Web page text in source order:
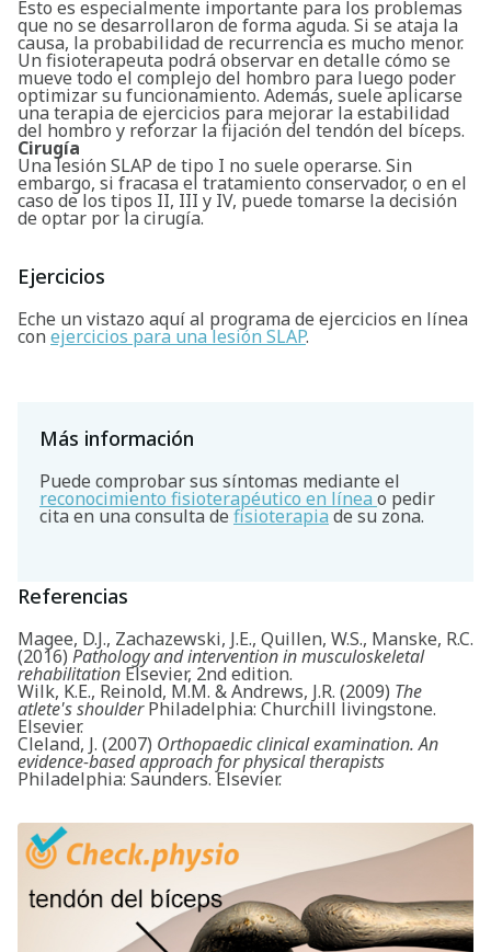
Buscar
Esto es especialmente importante para los problemas
que no se desarrollaron de forma aguda. Si se ataja la
causa, la probabilidad de recurrencia es mucho menor.
Un fisioterapeuta podrá observar en detalle cómo se
mueve todo el complejo del hombro para luego poder
optimizar su funcionamiento. Además, suele aplicarse
una terapia de ejercicios para mejorar la estabilidad
del hombro y reforzar la fijación del tendón del bíceps.
Cirugía
Una lesión SLAP de tipo I no suele operarse. Sin
embargo, si fracasa el tratamiento conservador, o en el
caso de los tipos II, III y IV, puede tomarse la decisión
de optar por la cirugía.
Ejercicios
Eche un vistazo aquí al programa de ejercicios en línea
con ejercicios para una lesión SLAP.
Más información
Puede comprobar sus síntomas mediante el
reconocimiento fisioterapéutico en línea o pedir
cita en una consulta de fisioterapia de su zona.
Referencias
Magee, D.J., Zachazewski, J.E., Quillen, W.S., Manske, R.C.
(2016) Pathology and intervention in musculoskeletal
rehabilitation Elsevier, 2nd edition.
Wilk, K.E., Reinold, M.M. & Andrews, J.R. (2009) The
atlete's shoulderPhiladelphia: Churchill livingstone.
Elsevier.
Cleland, J. (2007) Orthopaedic clinical examination. An
evidence-based approach for physical therapists
Philadelphia: Saunders. Elsevier.